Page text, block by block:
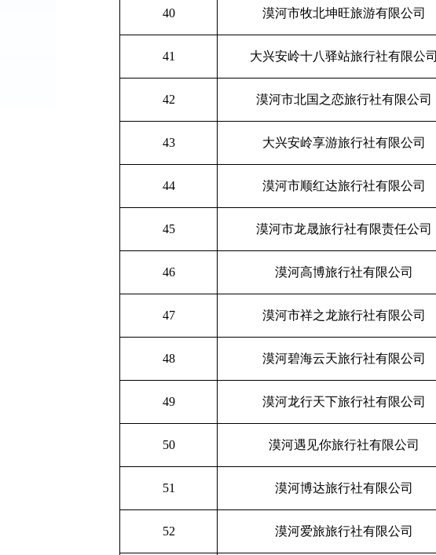
40 漠河市牧北坤旺旅游有限公司
41 大兴安岭十八驿站旅行社有限公司
42 漠河市北国之恋旅行社有限公司
43 大兴安岭享游旅行社有限公司
44 漠河市顺红达旅行社有限公司
45 漠河市龙晟旅行社有限责任公司
46 漠河高博旅行社有限公司
47 漠河市祥之龙旅行社有限公司
48 漠河碧海云天旅行社有限公司
49 漠河龙行天下旅行社有限公司
50 漠河遇见你旅行社有限公司
51 漠河博达旅行社有限公司
52 漠河爱旅旅行社有限公司